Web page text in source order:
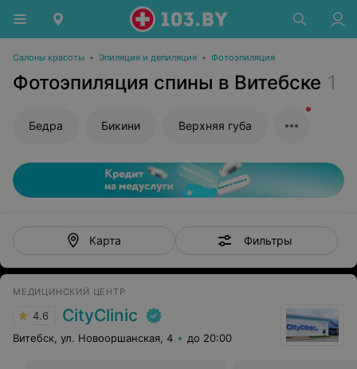
Салоны красоты • Эпиляция и депиляция • Фотоэпиляция
Фотоэпиляция спины в Витебске 1
Бедра Бикини Верхняя губа
Карта Фильтры
МЕДИЦИНСКИЙ ЦЕНТР
4.6 CityClinic
Витебск, ул. Новооршанская, 4 до 20:00